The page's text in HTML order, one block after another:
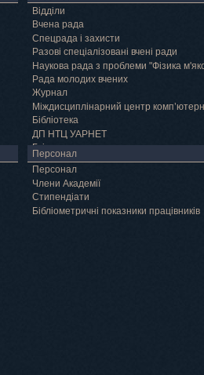
Відділи
Вчена рада
Спецрада і захисти
Разові спеціалізовані вчені ради
Наукова рада з проблеми "Фізика
Рада молодих вчених
Журнал
Міждисциплінарний центр
Бібліотека
ДП НТЦ УАРНЕТ
Грід
Персонал
Персонал
Члени Академії
Cтипендіати
Бібліометричні показники працівників